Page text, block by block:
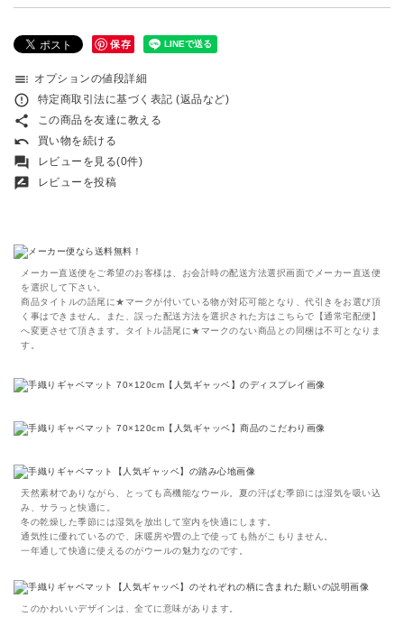
保存
toc オプションの値段詳細
error_outline 特定商取引法に基づく表記 (返品など)
share この商品を友達に教える
undo 買い物を続ける
forum レビューを見る(0件)
rate_review レビューを投稿
メーカー直送便をご希望のお客様は、お会計時の配送方法選択画面でメーカー直送便
を選択して下さい。
商品タイトルの語尾に★マークが付いている物が対応可能となり、代引きをお選び頂
く事はできません。また、誤った配送方法を選択された方はこちらで【通常宅配便】
へ変更させて頂きます。タイトル語尾に★マークのない商品との同梱は不可となりま
す。
天然素材でありながら、とっても高機能なウール。夏の汗ばむ季節には湿気を吸い込
み、サラっと快適に。
冬の乾燥した季節には湿気を放出して室内を快適にします。
通気性に優れているので、床暖房や畳の上で使っても熱がこもりません。
一年通して快適に使えるのがウールの魅力なのです。
このかわいいデザインは、全てに意味があります。